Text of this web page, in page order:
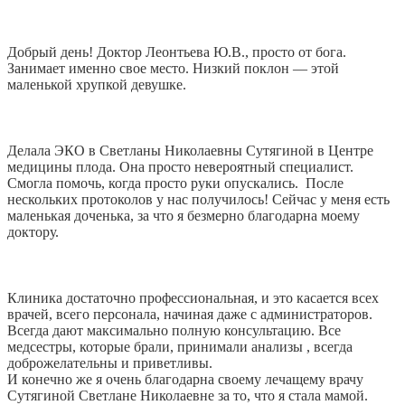
Добрый день! Доктор Леонтьева Ю.В., просто от бога.
Занимает именно свое место. Низкий поклон — этой
маленькой хрупкой девушке.
Делала ЭКО в Светланы Николаевны Сутягиной в Центре
медицины плода. Она просто невероятный специалист.
Смогла помочь, когда просто руки опускались. После
нескольких протоколов у нас получилось! Сейчас у меня есть
маленькая доченька, за что я безмерно благодарна моему
доктору.
Клиника достаточно профессиональная, и это касается всех
врачей, всего персонала, начиная даже с администраторов.
Всегда дают максимально полную консультацию. Все
медсестры, которые брали, принимали анализы , всегда
доброжелательны и приветливы.
И конечно же я очень благодарна своему лечащему врачу
Сутягиной Светлане Николаевне за то, что я стала мамой.